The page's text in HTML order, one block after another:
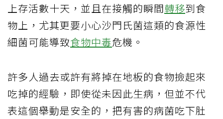
上存活數十天，並且在接觸的瞬間轉移到食
物上，尤其更要小心沙門氏菌這類的食源性
細菌可能導致食物中毒危機。
許多人過去或許有將掉在地板的食物撿起來
吃掉的經驗，即使從未因此生病，但並不代
表這個舉動是安全的，把有害的病菌吃下肚